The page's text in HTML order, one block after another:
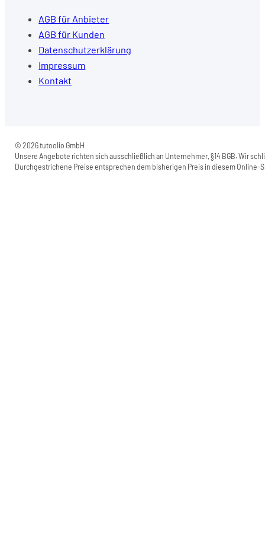
AGB für Anbieter
AGB für Kunden
Datenschutzerklärung
Impressum
Kontakt
© 2026 tutoolio GmbH
Unsere Angebote richten sich ausschließlich an Unternehmer, §14 BGB. Wir
Durchgestrichene Preise entsprechen dem bisherigen Preis in diesem